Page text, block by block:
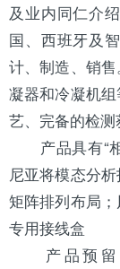
及业内同仁介
国、西班牙及
计、制造、销售
凝器和冷凝机
艺、完备的检测
产品具有“相
尼亚将模态分
矩阵排列布局
专用接线盒
产品预留